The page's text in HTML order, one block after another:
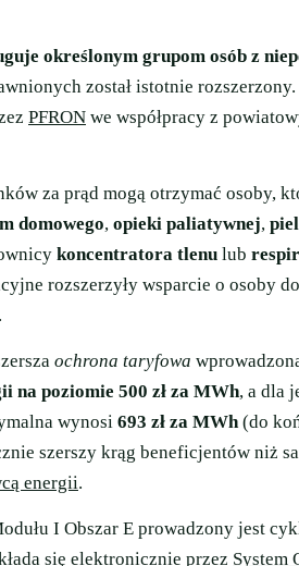
określonym grupom osób z
został istotnie
PFRON we współpracy z
za prąd mogą otrzymać osoby,
domowego, opieki paliatywnej,
koncentratora tlenu lub
rozszerzyły wsparcie o osoby
ochrona taryfowa
na poziomie 500 zł za MWh, a dla
wynosi 693 zł za MWh(do
szerszy krąg beneficjentów niż
energii.
I Obszar E prowadzony jest
się elektronicznie przez System